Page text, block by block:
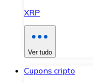
XRP
Ver tudo
Cupons cripto